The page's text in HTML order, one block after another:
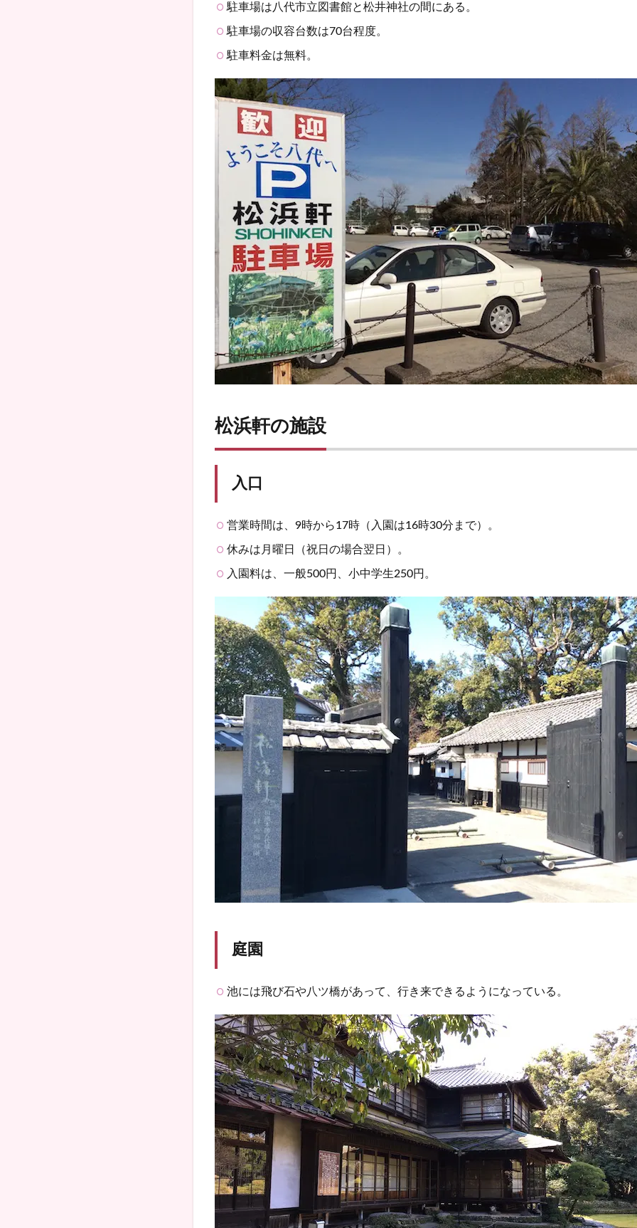
駐車場は八代市立図書館と松井神社の間にある。
駐車場の収容台数は70台程度。
駐車料金は無料。
松浜軒の施設
入口
営業時間は、9時から17時（入園は16時30分まで）。
休みは月曜日（祝日の場合翌日）。
入園料は、一般500円、小中学生250円。
庭園
池には飛び石や八ツ橋があって、行き来できるようになっている。